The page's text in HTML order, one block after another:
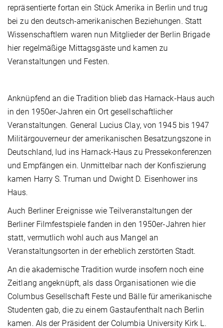
repräsentierte fortan ein Stück Amerika in Berlin und trug
bei zu den deutsch-amerikanischen Beziehungen. Statt
Wissenschaftlern waren nun Mitglieder der Berlin Brigade
hier regelmäßige Mittagsgäste und kamen zu
Veranstaltungen und Festen.
Anknüpfend an die Tradition blieb das Harnack-Haus auch
in den 1950er-Jahren ein Ort gesellschaftlicher
Veranstaltungen. General Lucius Clay, von 1945 bis 1947
Militärgouverneur der amerikanischen Besatzungszone in
Deutschland, lud ins Harnack-Haus zu Pressekonferenzen
und Empfängen ein. Unmittelbar nach der Konfiszierung
kamen Harry S. Truman und Dwight D. Eisenhower ins
Haus.
Auch Berliner Ereignisse wie Teilveranstaltungen der
Berliner Filmfestspiele fanden in den 1950er-Jahren hier
statt, vermutlich wohl auch aus Mangel an
Veranstaltungsorten in der erheblich zerstörten Stadt.
An die akademische Tradition wurde insofern noch eine
Zeitlang angeknüpft, als dass Organisationen wie die
Columbus Gesellschaft Feste und Bälle für amerikanische
Studenten gab, die zu einem Gastaufenthalt nach Berlin
kamen. Als der Präsident der Columbia University Kirk L.